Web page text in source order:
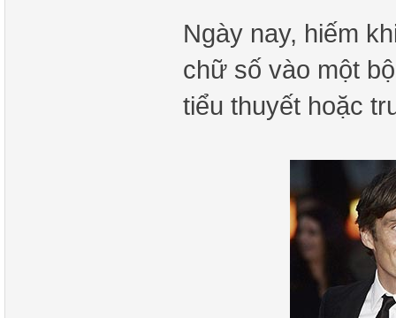
Ngày nay, hiếm
chữ số vào một
tiểu thuyết hoặc